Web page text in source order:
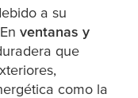
a su
ventanas y
que
como la